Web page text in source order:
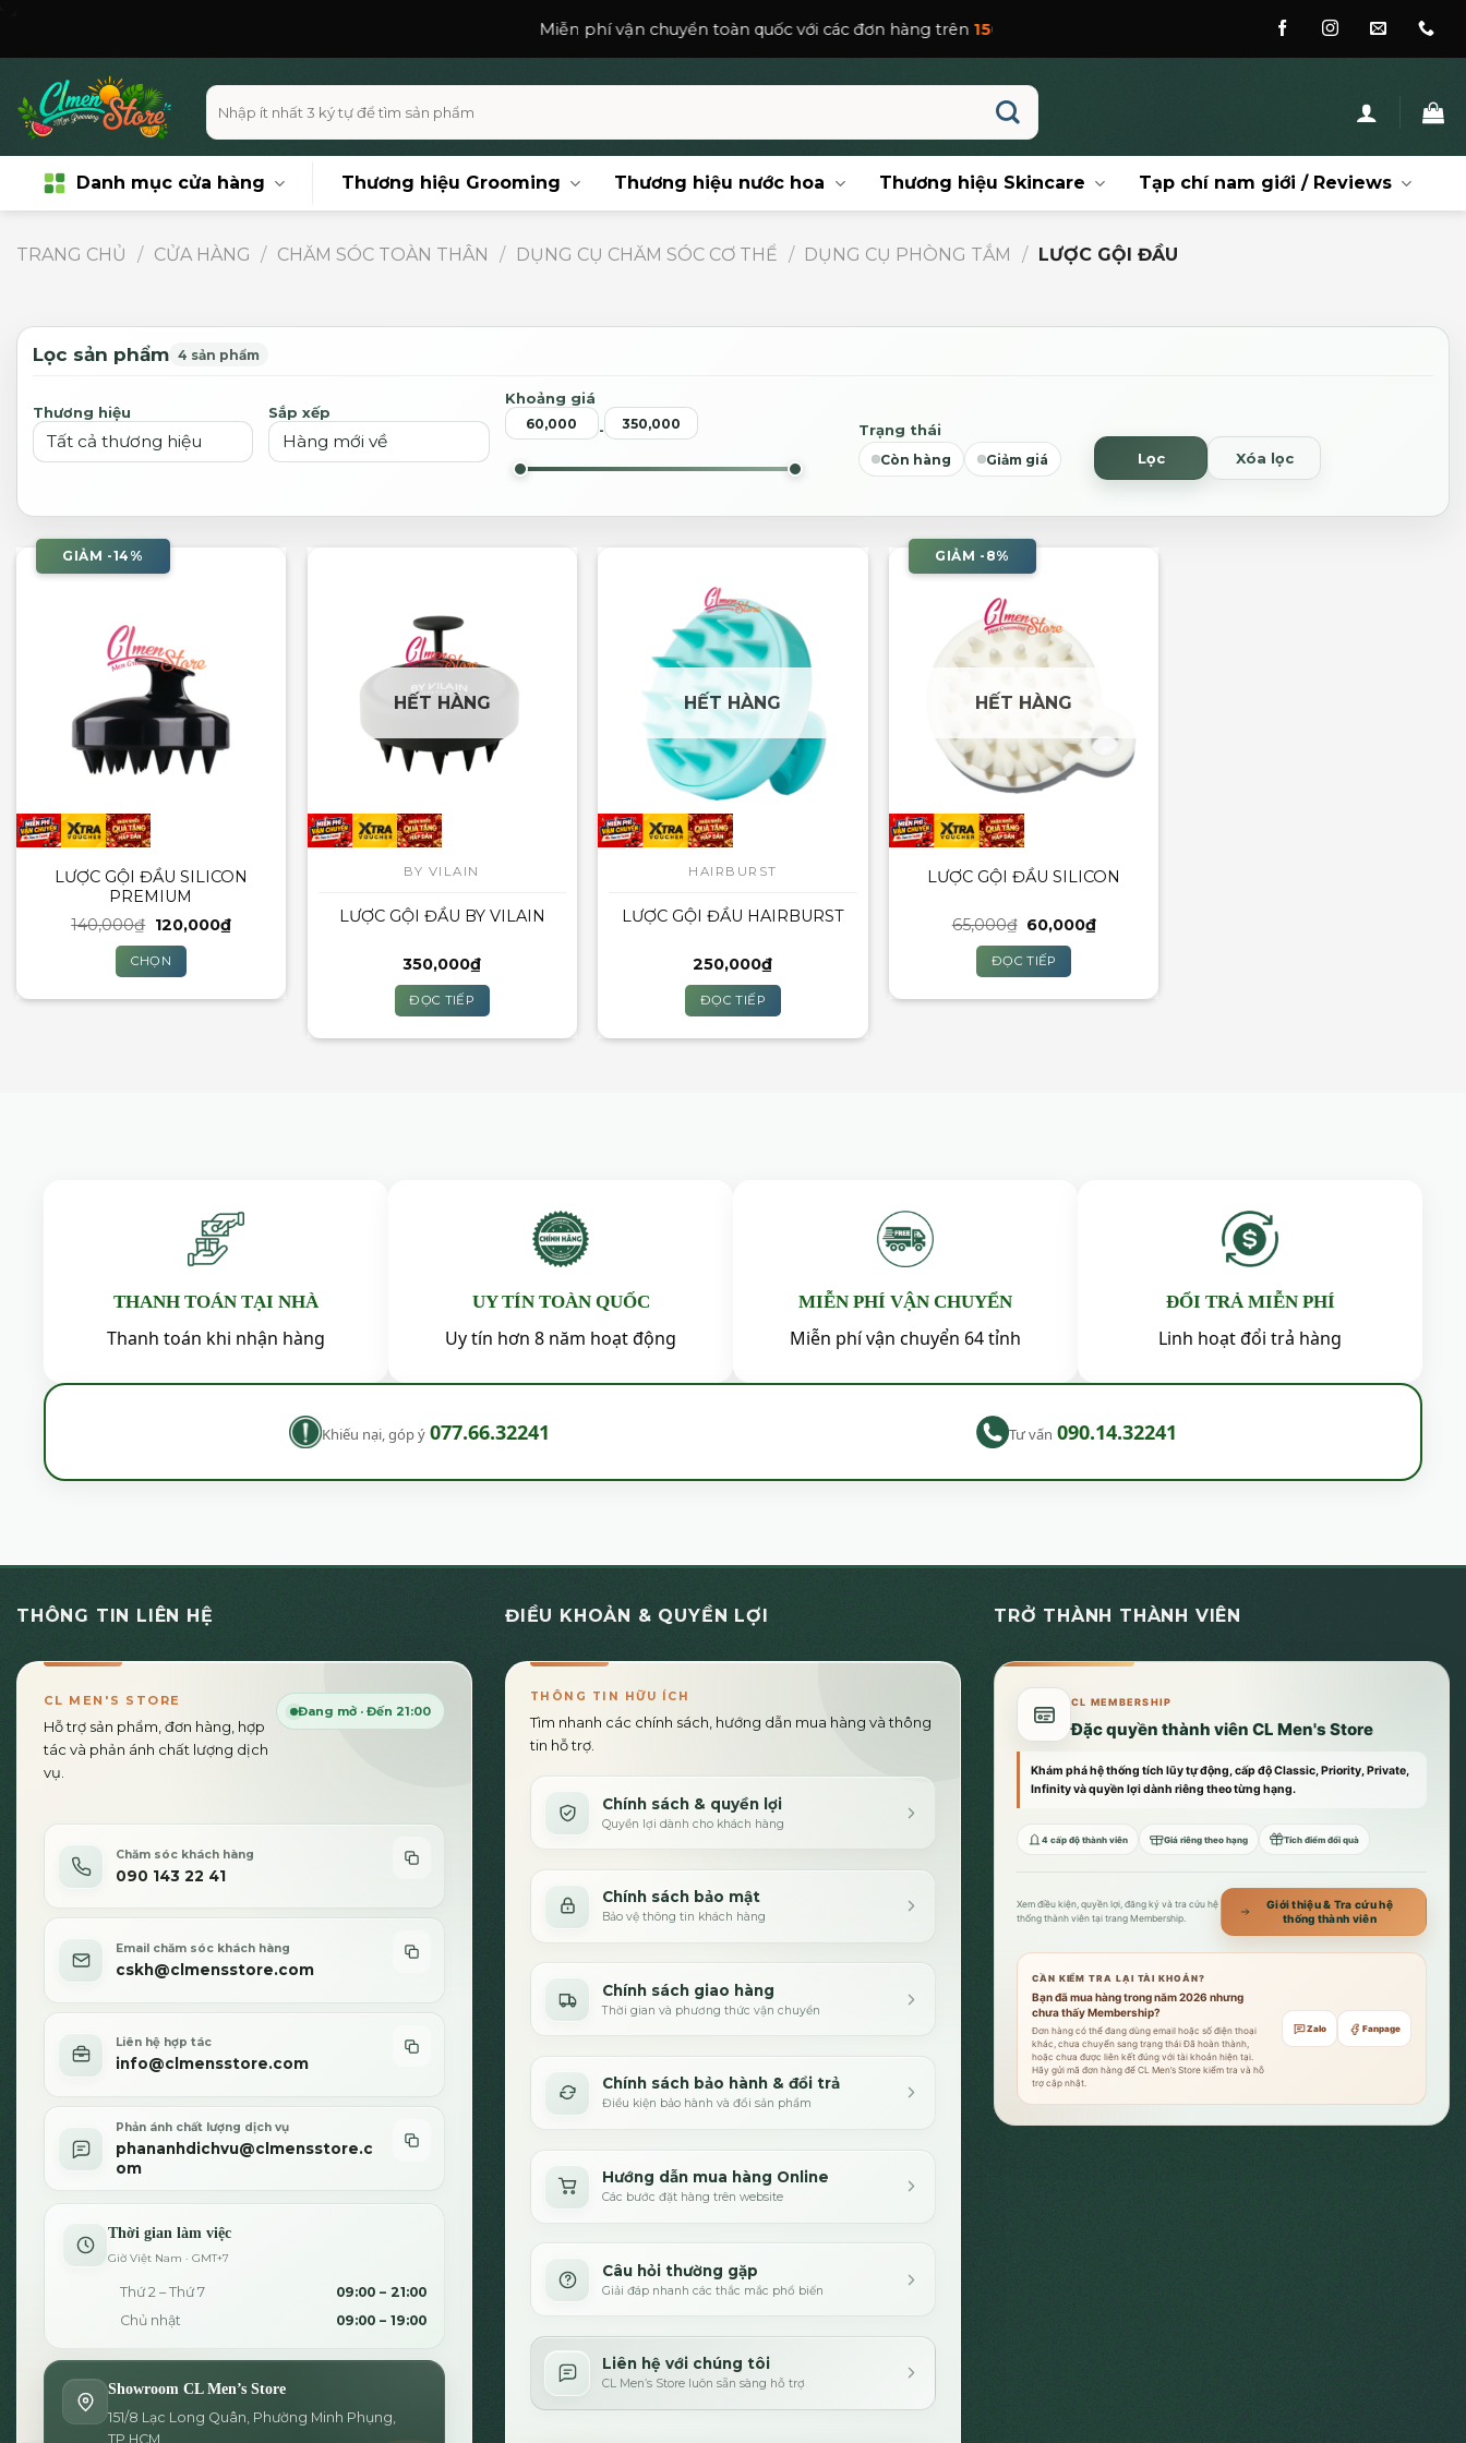
Miễn phí vận chuyển toàn quốc với các đơn hàng trên150,000₫.
Tìm
kiếm:
Danh mục cửa hàng Thương hiệu Grooming Thương hiệu nước hoa Thương hiệu Skincare Tạp chí nam giới / Reviews
TRANG CHỦ / CỬA HÀNG / CHĂM SÓC TOÀN THÂN / DỤNG CỤ CHĂM SÓC CƠ THỂ / DỤNG CỤ PHÒNG TẮM / LƯỢC GỘI ĐẦU
Lọc sản phẩm 4 sản phẩm
Thương hiệu Sắp xếp
Khoảng giá
- Trạng thái
Còn hàng Giảm giá Lọc Xóa lọc
GIẢM -14%
LƯỢC GỘI ĐẦU SILICON
PREMIUM
140,000₫ Giá
là:
140,000₫.
120,000₫Giá
CHỌN
chọn
trên
sản
HẾT HÀNG
BY VILAIN
LƯỢC GỘI ĐẦU BY VILAIN
350,000₫
ĐỌC TIẾP
HẾT HÀNG
HAIRBURST
LƯỢC GỘI ĐẦU HAIRBURST
250,000₫
ĐỌC TIẾP
GIẢM -8%
HẾT HÀNG
LƯỢC GỘI ĐẦU SILICON
65,000₫ Giá
là:
65,000₫.
60,000₫Giá
ĐỌC TIẾP
THANH TOÁN TẠI NHÀ
Thanh toán khi nhận hàng
UY TÍN TOÀN QUỐC
Uy tín hơn 8 năm hoạt động
MIỄN PHÍ VẬN CHUYỂN
Miễn phí vận chuyển 64 tỉnh
ĐỔI TRẢ MIỄN PHÍ
Linh hoạt đổi trả hàng
Khiếu nại, góp ý 077.66.32241 Tư vấn 090.14.32241
THÔNG TIN LIÊN HỆ
CL MEN'S STORE
Hỗ trợ sản phẩm, đơn hàng, hợp
tác và phản ánh chất lượng dịch
vụ.
Đang mở · Đến 21:00
Chăm sóc khách hàng
090 143 22 41
Email chăm sóc khách hàng
cskh@clmensstore.com
Liên hệ hợp tác
info@clmensstore.com
Phản ánh chất lượng dịch vụ
phananhdichvu@clmensstore.c
om
Thời gian làm việc
Giờ Việt Nam · GMT+7
Thứ 2 – Thứ 7
09:00 – 21:00
Chủ nhật
09:00 – 19:00
Showroom CL Men’s Store
151/8 Lạc Long Quân, Phường Minh Phụng,
TP.HCM
ĐIỀU KHOẢN & QUYỀN LỢI
THÔNG TIN HỮU ÍCH
Tìm nhanh các chính sách, hướng dẫn mua hàng và thông
tin hỗ trợ.
Chính sách & quyền lợi
Quyền lợi dành cho khách hàng
Chính sách bảo mật
Bảo vệ thông tin khách hàng
Chính sách giao hàng
Thời gian và phương thức vận chuyển
Chính sách bảo hành & đổi trả
Điều kiện bảo hành và đổi sản phẩm
Hướng dẫn mua hàng Online
Các bước đặt hàng trên website
Câu hỏi thường gặp
Giải đáp nhanh các thắc mắc phổ biến
Liên hệ với chúng tôi
CL Men’s Store luôn sẵn sàng hỗ trợ
TRỞ THÀNH THÀNH VIÊN
CL MEMBERSHIP
Đặc quyền thành viên CL Men's Store
Khám phá hệ thống tích lũy tự động, cấp độ Classic, Priority, Private,
Infinity và quyền lợi dành riêng theo từng hạng.
4 cấp độ thành viên Giá riêng theo hạng Tích điểm đổi quà
Xem điều kiện, quyền lợi, đăng ký và tra cứu hệ
thống thành viên tại trang Membership.
Giới thiệu & Tra cứu hệ
thống thành viên
CẦN KIỂM TRA LẠI TÀI KHOẢN?
Bạn đã mua hàng trong năm 2026 nhưng
chưa thấy Membership?
Đơn hàng có thể đang dùng email hoặc số điện thoại
khác, chưa chuyển sang trạng thái Đã hoàn thành,
hoặc chưa được liên kết đúng với tài khoản hiện tại.
Hãy gửi mã đơn hàng để CL Men’s Store kiểm tra và hỗ
trợ cập nhật.
Zalo Fanpage